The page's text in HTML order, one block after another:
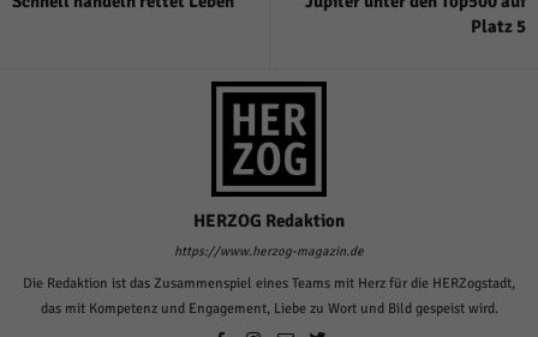
Platz 5
HERZOG Redaktion
https://www.herzog-magazin.de
Die Redaktion ist das Zusammenspiel eines Teams mit Herz für die HERZogstadt,
das mit Kompetenz und Engagement, Liebe zu Wort und Bild gespeist wird.
um personalisierte Werbung anzuzeigen. Sie tun dies, indem sie Besucher
Inhalte von Videoplattformen und Social-Media-Plattformen werden
standardmäßig blockiert. Wenn Cookies von externen Medien akzeptiert
werden, bedarf der Zugriff auf diese Inhalte keiner manuellen Einwilligung
Cookie-Informationen anzeigen
Datenschutzerklärung Impressum